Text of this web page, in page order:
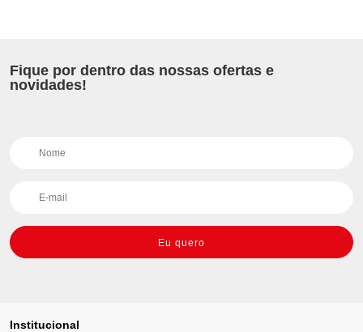
Fique por dentro das nossas ofertas e
novidades!
Eu quero
Institucional